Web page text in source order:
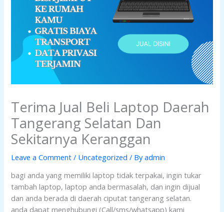
Terima Jual Beli Laptop Daerah
Tangerang Selatan Dan
Sekitarnya Keranggan
Leave a Comment / Uncategorized / Byadmin
bagi anda yang memiliki laptop tidak terpakai, ingin tukar
tambah laptop, laptop anda bermasalah, dan ingin dijual
dan anda berada di daerah ciputat tangerang selatan.
anda dapat menghubungi (Call/sms/whatsapp) kami